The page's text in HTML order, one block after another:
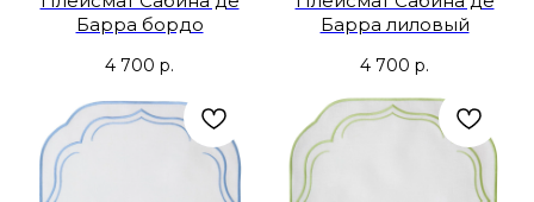
Барра бордо
4 700 р.
Барра лиловый
4 700 р.